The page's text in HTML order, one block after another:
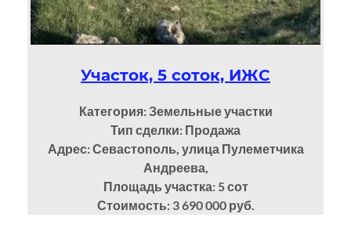
Участок, 5 соток, ИЖС
Категория: Земельные участки
Тип сделки: Продажа
Адрес: Севастополь, улица Пулеметчика
Андреева,
Площадь участка: 5сот
Стоимость: 3 690 000 руб.